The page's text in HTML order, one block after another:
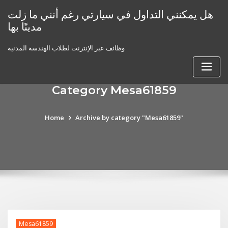
content
هل يمكنني التداول في سيارتي رغم أنني ما زلت
مدينًا بها
وظائف عبر الإنترنت لطلاب الهندسة المدنية
Category Mesa61859
Home Archive by category "Mesa61859"
Mesa61859